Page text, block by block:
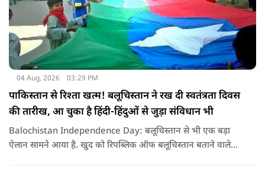
04 Aug, 2026 03:29 PM
पाकिस्तान से रिश्ता खत्म! बलूचिस्तान ने रख दी स्वतंत्रता दिवस
की तारीख, आ चुका है हिंदी-हिंदुओं से जुड़ा संविधान भी
Balochistan Independence Day: बलूचिस्तान से भी एक बड़ा
ऐलान सामने आया है. खुद को रिपब्लिक ऑफ बलूचिस्तान बताने वाले